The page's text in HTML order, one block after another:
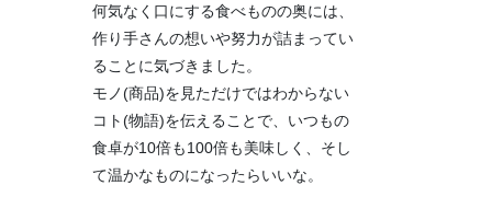
何気なく口にする食べものの奥には、
作り手さんの想いや努力が詰まってい
ることに気づきました。
モノ(商品)を見ただけではわからない
コト(物語)を伝えることで、いつもの
食卓が10倍も100倍も美味しく、そし
て温かなものになったらいいな。